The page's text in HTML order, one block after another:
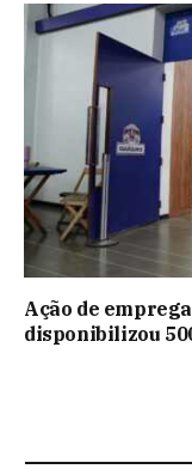
Ação de
disponibilizou